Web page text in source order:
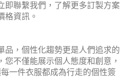
即聯繫我們，了解更多訂製方案
格資訊。
品，個性化趨勢更是人們追求的
您不僅能展示個人態度和創意，
一件衣服都成為行走的個性簽